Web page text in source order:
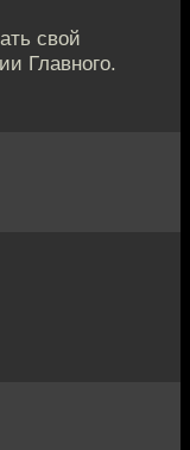
свой
Главного.